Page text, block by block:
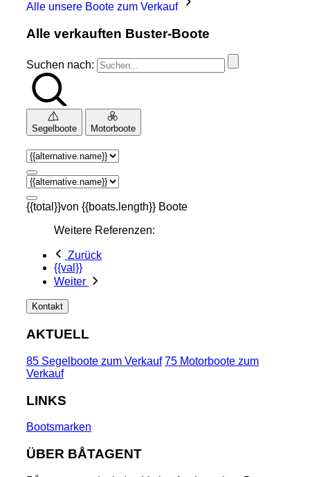
Alle unsere Boote zum Verkauf
Alle verkauften Buster-Boote
Suchen nach:
Segelboote Motorboote
{{total}}von {{boats.length}} Boote
Weitere Referenzen:
Zurück
{{val}}
Weiter
Kontakt
AKTUELL
85 Segelboote zum Verkauf 75 Motorboote zum
Verkauf
LINKS
Bootsmarken
ÜBER BÅTAGENT